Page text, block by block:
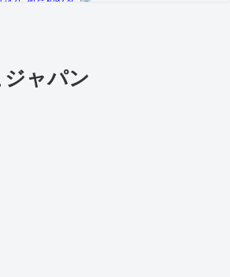
ャパン